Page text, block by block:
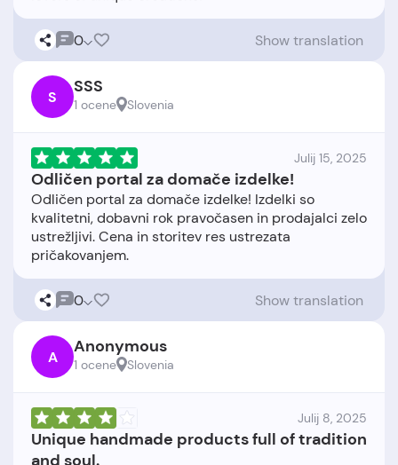
0 Show translation
S SSS
1 ocene Slovenia
Julij 15, 2025
Odličen portal za domače izdelke!
Odličen portal za domače izdelke! Izdelki so
kvalitetni, dobavni rok pravočasen in prodajalci zelo
ustrežljivi. Cena in storitev res ustrezata
0 Show translation
A Anonymous
1 ocene Slovenia
Julij 8, 2025
Unique handmade products full of tradition
and soul.